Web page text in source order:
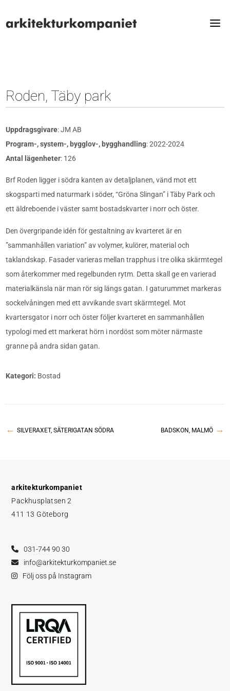
Roden, Täby park
Uppdragsgivare: JM AB
Program-, system-, bygglov-, bygghandling: 2022-2024
Antal lägenheter: 126
Brf Roden ligger i södra kanten av detaljplanen, vänd mot ett
skogsparti med naturmark i söder, “Gröna Slingan” i Täby Park och
ett äldreboende i väster samt bostadskvarter i norr och öster.
Den övergripande idén för gestaltning av kvarteret är en
”sammanhållen variation” av volymer, kulörer, material och
taklandskap. Fasader varieras mellan trapphus i tre olika skärmtegel
som återkommer med regelbunden rytm. Detta skall ge en varierad
materialkänsla när man rör sig längs gatan. I gaturummet markeras
sockelvåningen med ett avvikande svart skärmtegel. Mot
kvartersgator i norr och öster följer kvarteret en sammanhållen
typologi med ett markerat hörn i nordöst som möter närmaste
granne på andra sidan gatan.
Kategori: Bostad
←SILVERAXET, SÄTERIGATAN SÖDRA BADSKON, MALMÖ→
arkitekturkompaniet
Packhusplatsen 2
411 13 Göteborg
031-744 90 30
info@arkitekturkompaniet.se
Följ oss på Instagram